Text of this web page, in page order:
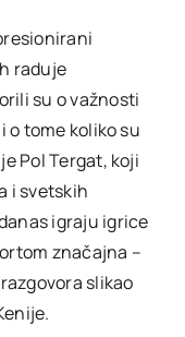
raduje
su o važnosti
o tome koliko su
Pol Tergat, koji
i svetskih
igraju igrice
značajna –
slikao